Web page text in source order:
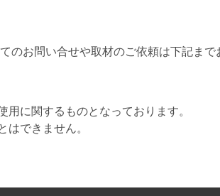
お問い合せや取材のご依頼は下記まで
に関するものとなっております。
できません。